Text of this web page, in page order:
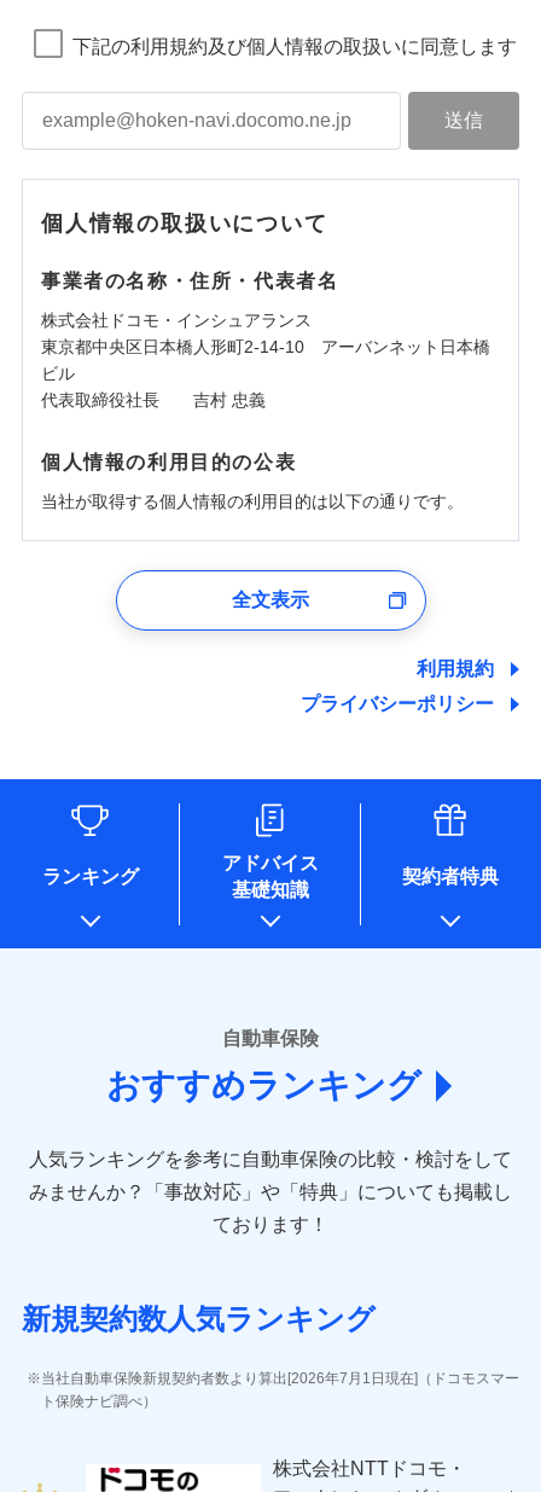
下記の利用規約及び個人情報の取扱いに同意します
個人情報の取扱いについて
事業者の名称・住所・代表者名
株式会社ドコモ・インシュアランス
東京都中央区日本橋人形町2-14-10 アーバンネット日本橋
ビル
代表取締役社長 吉村 忠義
個人情報の利用目的の公表
当社が取得する個人情報の利用目的は以下の通りです。
ユーザー登録受付および、管理のため
しくは委託を受けている保険会社・提携会社の保険その他に
関する情報を提供し、金融商品等の契約を勧奨するため、ま
た維持管理等の委託業務遂行のため、またそれらに付帯、関
情報を取引のある他の保険会社の商品・サービスをご提案す
るために利用させていただくことがあります。）
各種セミナーの開催のため
コンサルティングサービスの実施のため
アンケートやキャンペーン等の実施のため
上記に係る案内・手続き・管理等付帯業務を行うため
* 当社が委託を受けている保険会社の情報は、保険会社のホ
ームページに掲載しておりますので、ご確認ください。
あいおいニッセイ同和損害保険株式会社
(https://www.aioinissaydowa.co.jp/)
アクサ損害保険株式会社 (https://www.axa-
direct.co.jp/)
sompo.co.jp/)
東京海上ダイレクト損害保険株式会社 (https://www.e-
AIG損害保険株式会社 (https://www.aig.co.jp/sonpo)
ジェイアイ傷害火災保険株式会社
ソニー損害保険株式会社
(https://www.sonysonpo.co.jp/)
ＳＯＭＰＯダイレクト損害保険株式会社
全文表示
利用規約
プライバシーポリシー
ランキング
アドバイス
基礎知識
契約者特典
自動車保険
おすすめランキング
人気ランキングを参考に自動車保険の比較・検討をして
みませんか？
「事故対応」や「特典」についても掲載し
ております！
新規契約数人気ランキング
当社自動車保険新規契約者数より算出[2026年7月1日現在]（ドコモスマー
ト保険ナビ調べ）
株式会社NTTドコモ・